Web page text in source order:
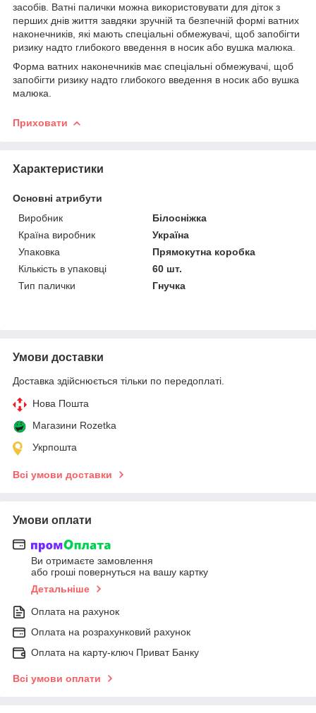
засобів. Ватні палички можна використовувати для діток з
перших днів життя завдяки зручній та безпечній формі ватних
наконечників, які мають спеціальні обмежувачі, щоб запобігти
ризику надто глибокого введення в носик або вушка малюка.
Форма ватних наконечників має спеціальні обмежувачі, щоб
запобігти ризику надто глибокого введення в носик або вушка
малюка.
Приховати
Характеристики
Основні атрибути
Виробник
Білосніжка
Країна виробник
Україна
Упаковка
Прямокутна коробка
Кількість в упаковці
60 шт.
Тип палички
Гнучка
Умови доставки
Доставка здійснюється тільки по передоплаті.
Нова Пошта
Магазини Rozetka
Укрпошта
Всі умови доставки
Умови оплати
Ви отримаєте замовлення
або гроші повернуться на вашу картку
Детальніше
Оплата на рахунок
Оплата на розрахунковий рахунок
Оплата на карту-ключ Приват Банку
Всі умови оплати